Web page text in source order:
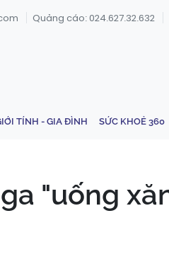
Quảng cáo: 024.627.32.632
TÍNH - GIA ĐÌNH SỨC KHOẺ 360
"uống